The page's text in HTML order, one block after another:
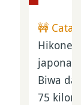
🚧
Hikone
Biwa
75